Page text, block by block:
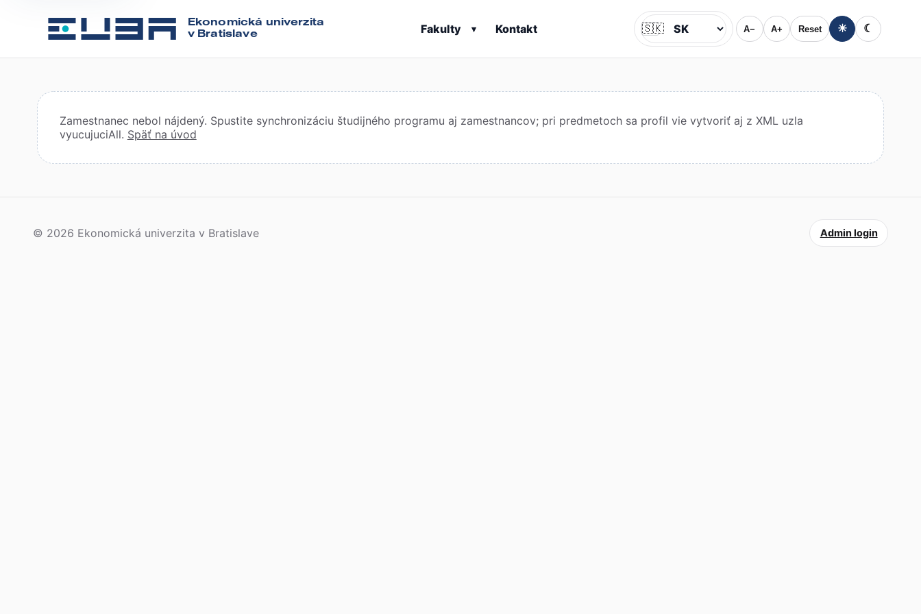
Ekonomická univerzita
v Bratislave
Fakulty ▾ Kontakt Jazyk
🇸🇰 A− A+ Reset ☀ ☾
Zamestnanec nebol nájdený. Spustite synchronizáciu študijného programu aj zamestnancov; pri predmetoch sa profil vie vytvoriť aj z XML uzla
vyucujuciAll. Späť na úvod
© 2026 Ekonomická univerzita v Bratislave Admin login